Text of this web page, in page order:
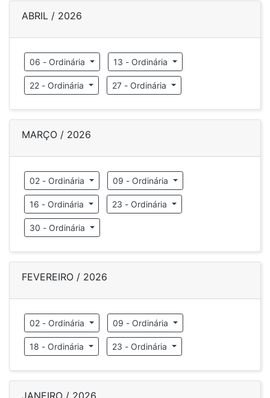
ABRIL / 2026
06 - Ordinária 13 - Ordinária
22 - Ordinária 27 - Ordinária
MARÇO / 2026
02 - Ordinária 09 - Ordinária
16 - Ordinária 23 - Ordinária
30 - Ordinária
FEVEREIRO / 2026
02 - Ordinária 09 - Ordinária
18 - Ordinária 23 - Ordinária
JANEIRO / 2026